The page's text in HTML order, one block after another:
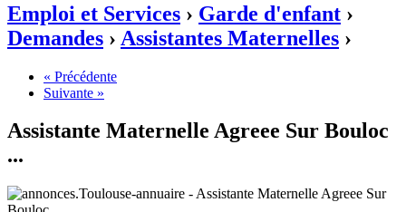
Emploi et Services › Garde d'enfant ›
Demandes › Assistantes Maternelles ›
« Précédente
Suivante »
Assistante Maternelle Agreee Sur Bouloc
...